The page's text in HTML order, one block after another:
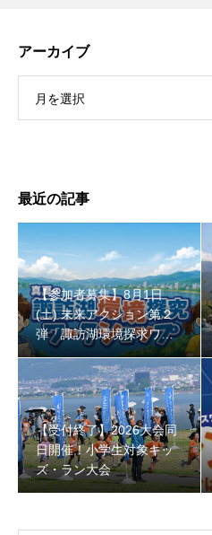
アーカイブ
月を選択
最近の記事
【参加者募集】8月1日
(土) 未来アクション第２
弾「諏訪湖環境探求ワー
クショップ」小学４年生
から！
【受付終了】2026大会同
日開催！小学生対象キッ
ズ・ラン大会